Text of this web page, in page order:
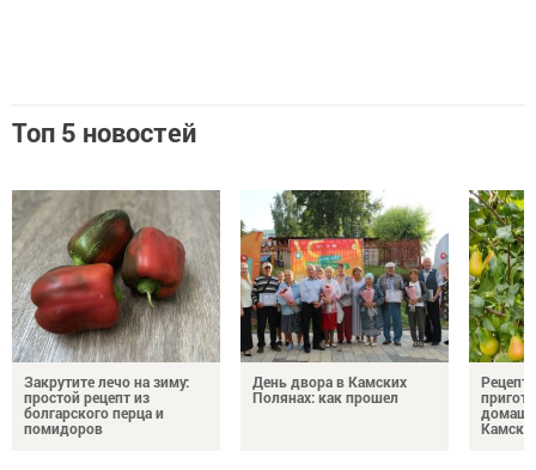
Топ 5 новостей
Закрутите лечо на зиму:
простой рецепт из
болгарского перца и
помидоров
День двора в Камских
Полянах: как прошел